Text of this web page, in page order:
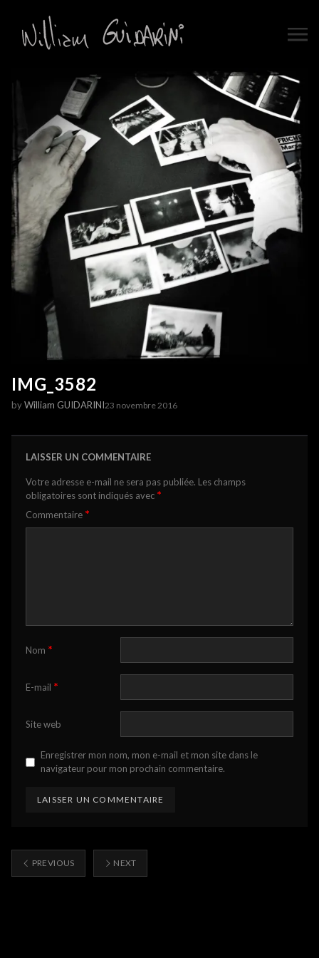
IMG_3582
byWilliam GUIDARINI23 novembre 2016
LAISSER UN COMMENTAIRE
Votre adresse e-mail ne sera pas publiée. Les champs
obligatoires sont indiqués avec *
Commentaire *
Nom *
E-mail *
Site web
Enregistrer mon nom, mon e-mail et mon site dans le
navigateur pour mon prochain commentaire.
PREVIOUS NEXT